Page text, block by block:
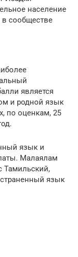
население
сообществе
является
и родной язык
по оценкам, 25
язык и
Малаялам
Тамильский,
язык